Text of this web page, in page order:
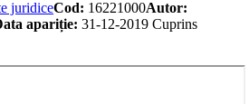
juridiceCod: 16221000Autor:
apariție: 31-12-2019 Cuprins